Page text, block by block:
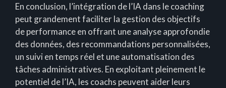
En conclusion, l’intégration de l’IA dans le coaching
peut grandement faciliter la gestion des objectifs
de performance en offrant une analyse approfondie
des données, des recommandations personnalisées,
un suivi en temps réel et une automatisation des
tâches administratives. En exploitant pleinement le
potentiel de l’IA, les coachs peuvent aider leurs